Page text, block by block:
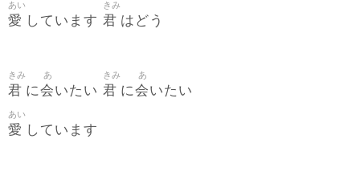
愛
あい
しています 君
きみ
はどう
君
きみ
に会
あ
いたい 君
きみ
に会
あ
いたい
愛
あい
しています